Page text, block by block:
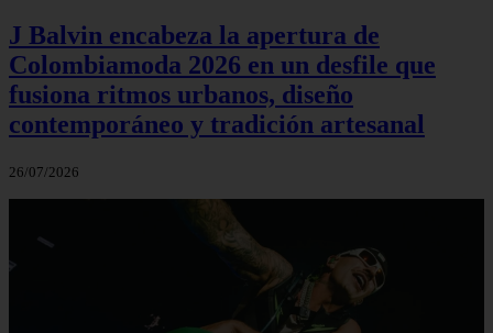
J Balvin encabeza la apertura de
Colombiamoda 2026 en un desfile que
fusiona ritmos urbanos, diseño
contemporáneo y tradición artesanal
26/07/2026